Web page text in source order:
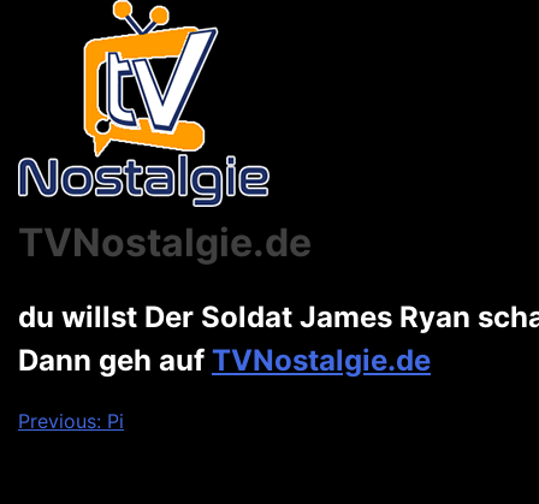
TVNostalgie.de
du willst Der Soldat James Ryan
Dann geh auf TVNostalgie.de
Beitragsnavigation
Previous: Pi